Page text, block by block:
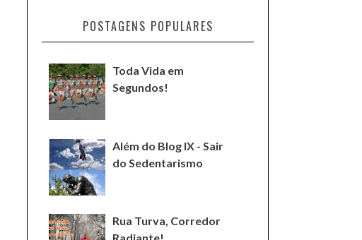
POSTAGENS POPULARES
Toda Vida em
Segundos!
Além do Blog IX - Sair
do Sedentarismo
Rua Turva, Corredor